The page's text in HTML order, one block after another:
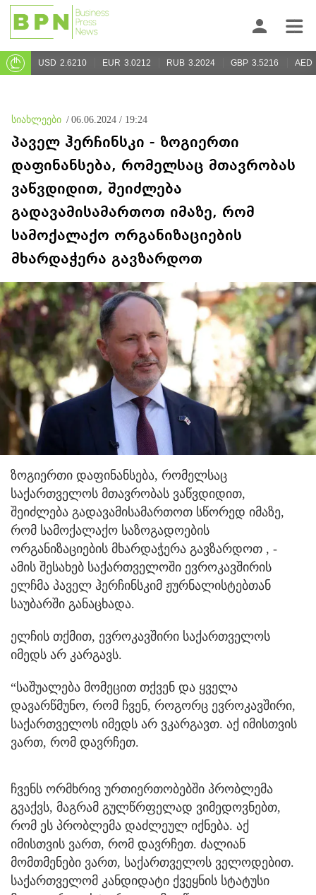
USD 2.6210 EUR 3.0212 RUB 3.2024 GBP 3.5216 AED
სიახლეები / 06.06.2024 / 19:24
პაველ ჰერჩინსკი - ზოგიერთი
დაფინანსება, რომელსაც მთავრობას
ვაწვდიდით, შეიძლება
გადავამისამართოთ იმაზე, რომ
სამოქალაქო ორგანიზაციების
მხარდაჭერა გავზარდოთ
ზოგიერთი დაფინანსება, რომელსაც
საქართველოს მთავრობას ვაწვდიდით,
შეიძლება გადავამისამართოთ სწორედ იმაზე,
რომ სამოქალაქო საზოგადოების
ორგანიზაციების მხარდაჭერა გავზარდოთ , -
ამის შესახებ საქართველოში ევროკავშირის
ელჩმა პაველ ჰერჩინსკიმ ჟურნალისტებთან
საუბარში განაცხადა.
ელჩის თქმით, ევროკავშირი საქართველოს
იმედს არ კარგავს.
“საშუალება მომეცით თქვენ და ყველა
დავარწმუნო, რომ ჩვენ, როგორც ევროკავშირი,
საქართველოს იმედს არ ვკარგავთ. აქ იმისთვის
ვართ, რომ დავრჩეთ.
ჩვენს ორმხრივ ურთიერთობებში პრობლემა
გვაქვს, მაგრამ გულწრფელად ვიმედოვნებთ,
რომ ეს პრობლემა დაძლეულ იქნება. აქ
იმისთვის ვართ, რომ დავრჩეთ. ძალიან
მომთმენები ვართ, საქართველოს ველოდებით.
საქართველომ კანდიდატი ქვეყნის სტატუსი